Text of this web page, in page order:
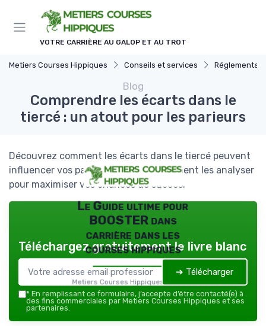
VOTRE CARRIÈRE AU GALOP ET AU TROT
Metiers Courses Hippiques Conseils et services
Blog
Comprendre les écarts dans le
tiercé : un atout pour les parieurs
Découvrez comment les écarts dans le tiercé peuvent
influencer vos paris hippiques et comment les analyser
pour maximiser vos chances de succès.
Le Guide ultime pour
BOOSTER dans
carrière dans les
courses hippiques
Metiers Courses Hippiques — 2026
Téléchargez gratuitement le livre blanc
➔ Télécharger
* En remplissant ce formulaire, j’accepte d’être contacté(e) à
des fins commerciales par Metiers Courses Hippiques et ses
partenaires.
Panneau de gestion des cookies